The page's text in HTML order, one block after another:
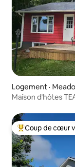
Logement ·
Maison d'hôtes
Coup de cœur
Coup de cœur